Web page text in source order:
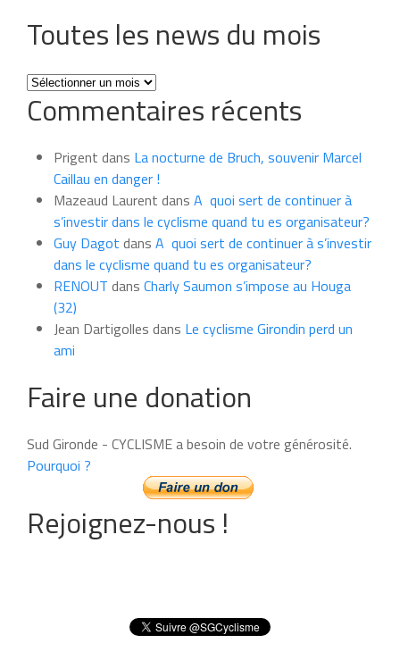
Toutes les news du mois
Toutes
les
news
mois
Commentaires récents
Prigent dans La nocturne de Bruch, souvenir Marcel
Caillau en danger !
Mazeaud Laurent dans A quoi sert de continuer à
s’investir dans le cyclisme quand tu es organisateur?
Guy Dagot dans A quoi sert de continuer à s’investir
dans le cyclisme quand tu es organisateur?
RENOUT dans Charly Saumon s’impose au Houga
(32)
Jean Dartigolles dans Le cyclisme Girondin perd un
ami
Faire une donation
Sud Gironde - CYCLISME a besoin de votre générosité.
Pourquoi ?
Rejoignez-nous !